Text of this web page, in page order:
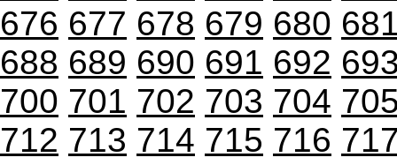
676 677 678 679 680
688 689 690 691 692
700 701 702 703 704
712 713 714 715 716